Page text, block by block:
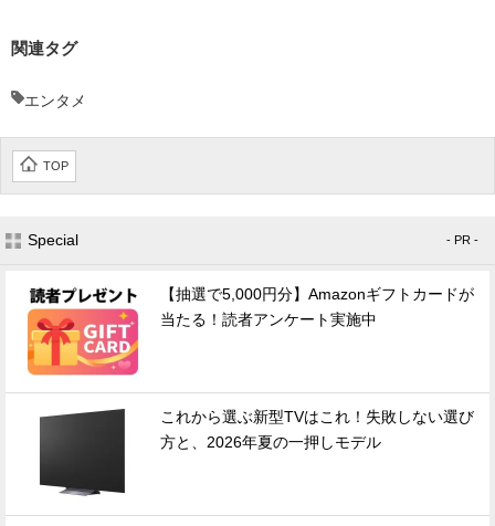
関連タグ
エンタメ
TOP
Special - PR -
【抽選で5,000円分】Amazonギフトカードが
当たる！読者アンケート実施中
これから選ぶ新型TVはこれ！失敗しない選び
方と、2026年夏の一押しモデル